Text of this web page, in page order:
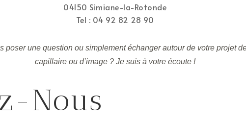
04150 Simiane-la-Rotonde
Tel : 04 92 82 28 90
poser une question ou simplement échanger autour de votre projet
capillaire ou d’image ? Je suis à votre écoute !
Nous